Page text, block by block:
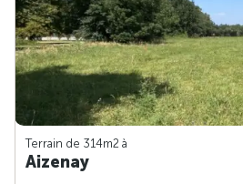
Terrain de 314m2 à
Aizenay